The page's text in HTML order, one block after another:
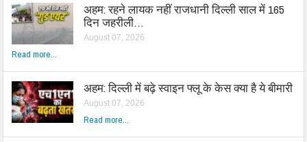
अहम: रहने लायक नहीं राजधानी दिल्ली साल में 165
दिन जहरीली…
August 07, 2026
Read more...
अहम: दिल्ली में बढ़े स्वाइन फ्लू के केस क्या है ये बीमारी
August 07, 2026
Read more...